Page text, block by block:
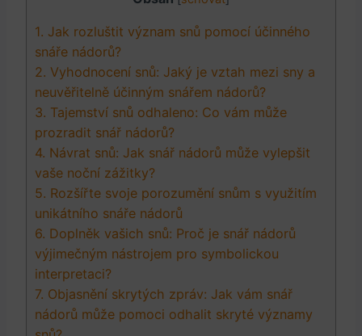
1.⁣ Jak⁤ rozluštit význam snů pomocí účinného ​
snáře nádorů?
2. Vyhodnocení snů: Jaký je‌ vztah ⁢mezi sny a
neuvěřitelně​ účinným snářem nádorů?
3. ⁣Tajemství snů odhaleno:‌ Co vám může
prozradit snář nádorů?
4. ⁤Návrat ​snů: Jak⁤ snář nádorů může ​vylepšit​
vaše noční⁤ zážitky?
5. Rozšířte‍ svoje porozumění snům s využitím
unikátního⁣ snáře‍ nádorů
6. Doplněk ⁣vašich snů:‌ Proč je snář nádorů⁣
výjimečným nástrojem pro symbolickou
‍interpretaci?
7. Objasnění skrytých zpráv: Jak⁢ vám snář
⁢nádorů může pomoci odhalit⁢ skryté ⁣významy